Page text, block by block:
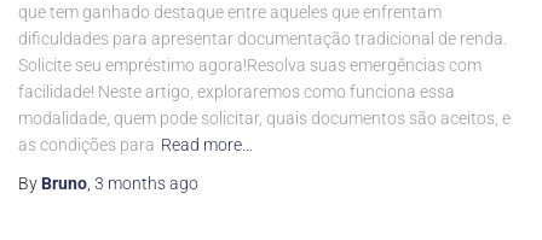
que tem ganhado destaque entre aqueles que enfrentam
dificuldades para apresentar documentação tradicional de renda.
Solicite seu empréstimo agora!Resolva suas emergências com
facilidade! Neste artigo, exploraremos como funciona essa
modalidade, quem pode solicitar, quais documentos são aceitos, e
as condições para Read more…
By Bruno 3 monthsago